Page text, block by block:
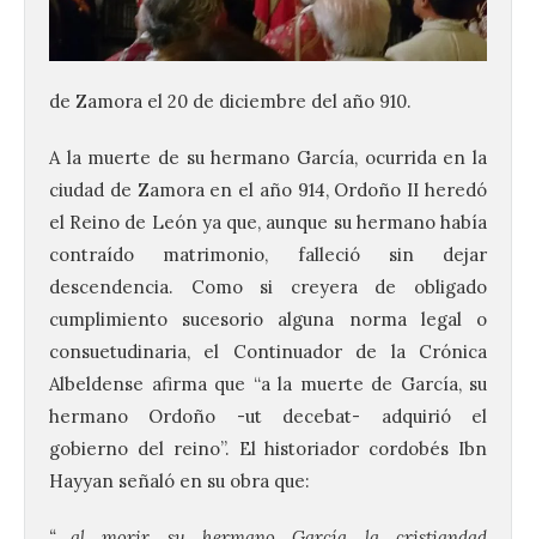
de Zamora el 20 de diciembre del año 910.
A la muerte de su hermano García, ocurrida en la
ciudad de Zamora en el año 914, Ordoño II heredó
el Reino de León ya que, aunque su hermano había
contraído matrimonio, falleció sin dejar
descendencia. Como si creyera de obligado
cumplimiento sucesorio alguna norma legal o
consuetudinaria, el Continuador de la Crónica
Albeldense afirma que “a la muerte de García, su
hermano Ordoño -ut decebat- adquirió el
gobierno del reino”. El historiador cordobés Ibn
Hayyan señaló en su obra que: